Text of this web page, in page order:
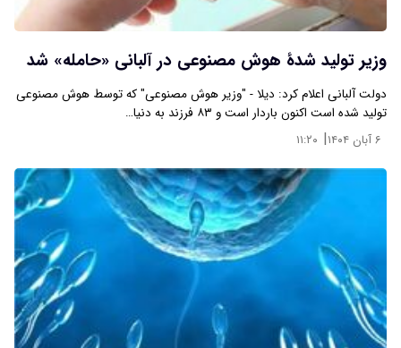
وزیر تولید شدهٔ هوش مصنوعی در آلبانی «حامله» شد
دولت آلبانی اعلام کرد: دیلا - "وزیر هوش مصنوعی" که توسط هوش مصنوعی
تولید شده است اکنون باردار است و ۸۳ فرزند به دنیا…
۶ آبان ۱۴۰۴ | ۱۱:۲۰